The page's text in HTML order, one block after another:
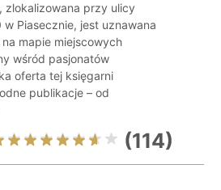
zlokalizowana przy ulicy
w Piasecznie, jest uznawana
mapie miejscowych
wśród pasjonatów
oferta tej księgarni
publikacje – od
(114)